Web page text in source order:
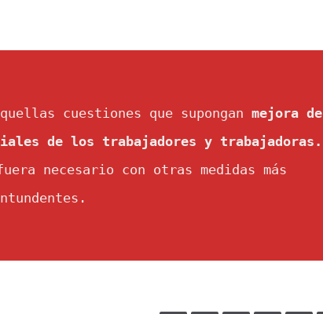
cuestiones que supongan mejora de
de los trabajadores y trabajadoras.
necesario con otras medidas más